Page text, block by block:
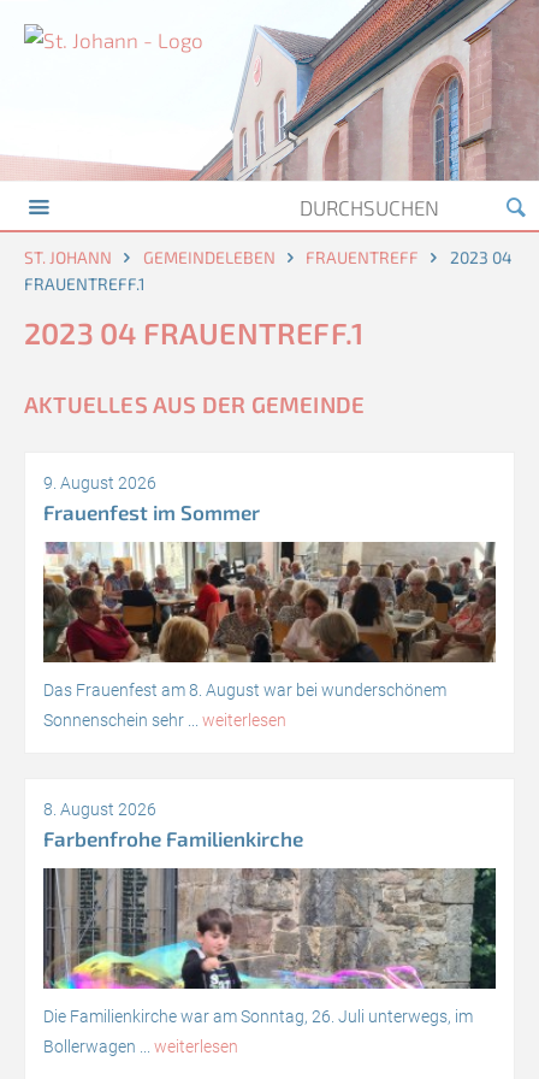
ST. JOHANN GEMEINDELEBEN FRAUENTREFF
2023 04
FRAUENTREFF.1
2023 04 FRAUENTREFF.1
AKTUELLES AUS DER GEMEINDE
9. August 2026
Frauenfest im Sommer
Das Frauenfest am 8. August war bei wunderschönem
Sonnenschein sehr ... weiterlesen
8. August 2026
Farbenfrohe Familienkirche
Die Familienkirche war am Sonntag, 26. Juli unterwegs, im
Bollerwagen ... weiterlesen